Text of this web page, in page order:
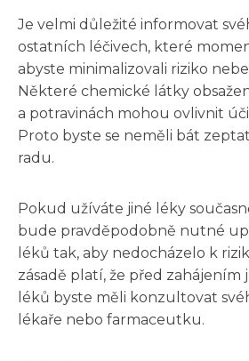
Je velmi důležité informovat
ostatních léčivech, které
abyste minimalizovali riziko
Některé chemické látky
a potravinách mohou ovlivnit
Proto byste se neměli bát
radu.
Pokud užíváte jiné léky
bude pravděpodobně nutné
léků tak, aby nedocházelo k
zásadě platí, že před zahájením
léků byste měli konzultovat
lékaře nebo farmaceutku.